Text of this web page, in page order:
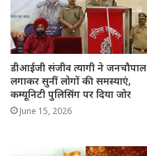
डीआईजी संजीव त्यागी ने जनचौपाल
लगाकर सुनीं लोगों की समस्याएं,
कम्यूनिटी पुलिसिंग पर दिया जोर
June 15, 2026